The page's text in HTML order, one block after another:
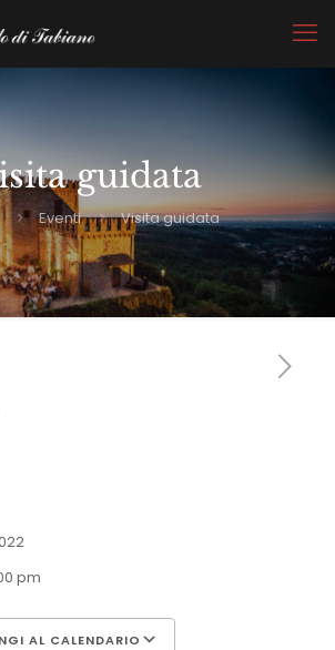
guidata
Eventi Visita guidata
pm
AL CALENDARIO